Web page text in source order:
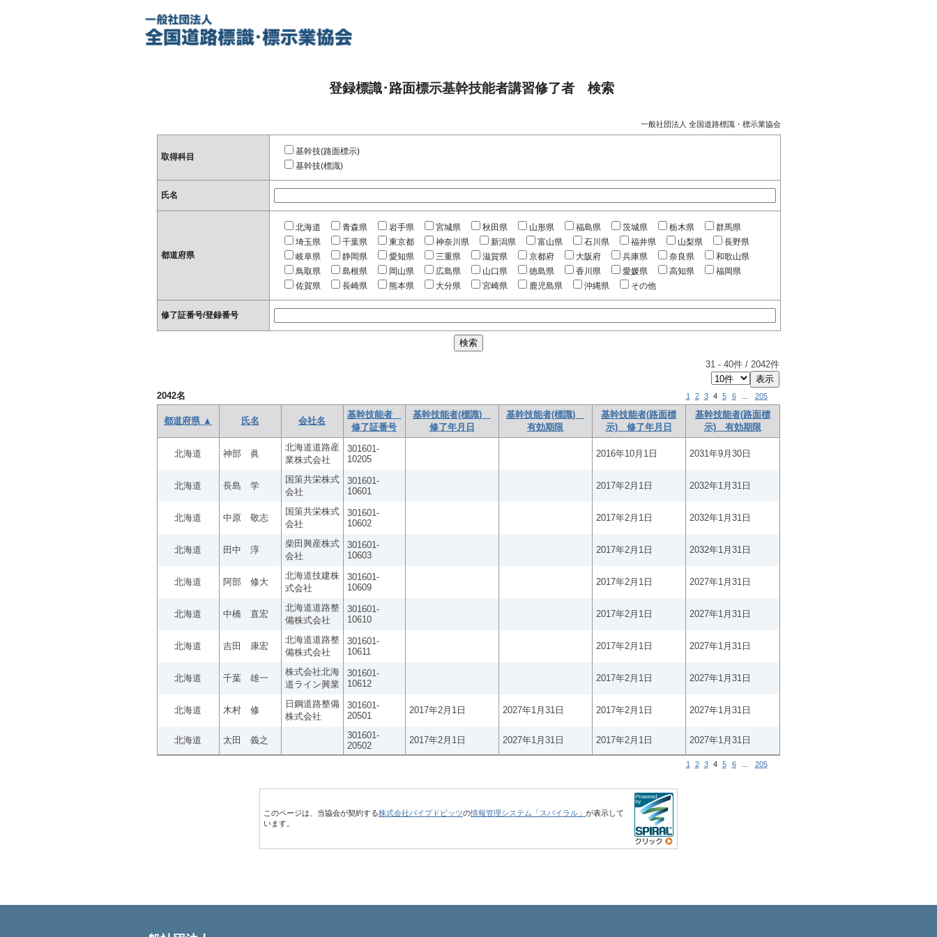
登録標識･路面標示基幹技能者講習修了者 検索
一般社団法人 全国道路標識・標示業協会
取得科目
基幹技(路面標示)
基幹技(標識)
氏名
都道府県
北海道 青森県 岩手県 宮城県 秋田県 山形県 福島県 茨城県 栃木県
群馬県
埼玉県
千葉県 東京都 神奈川県 新潟県 富山県 石川県 福井県 山梨県
長野県
岐阜県
静岡県 愛知県 三重県 滋賀県 京都府 大阪府 兵庫県 奈良県
和歌山県
鳥取県
島根県 岡山県 広島県 山口県 徳島県 香川県 愛媛県 高知県
福岡県
佐賀県
長崎県 熊本県 大分県 宮崎県 鹿児島県 沖縄県 その他
修了証番号/登録番号
31- 40件 / 2042件
2042名 1 2 3 4 5 6 205
都道府県 ▲ 氏名 会社名
基幹技能者
修了証番号
基幹技能者(標識)
修了年月日
基幹技能者(標識)
有効期限
基幹技能者(路面標
示) 修了年月日
基幹技能者(路面標
示) 有効期限
北海道 神部 眞
北海道道路産
業株式会社
301601-
10205
2016年10月1日 2031年9月30日
北海道 長島 学
国策共栄株式
会社
301601-
10601
2017年2月1日 2032年1月31日
北海道 中原 敬志
国策共栄株式
会社
301601-
10602
2017年2月1日 2032年1月31日
北海道 田中 淳
柴田興産株式
会社
301601-
10603
2017年2月1日 2032年1月31日
北海道 阿部 修大
北海道技建株
式会社
301601-
10609
2017年2月1日 2027年1月31日
北海道 中橋 直宏
北海道道路整
備株式会社
301601-
10610
2017年2月1日 2027年1月31日
北海道 吉田 康宏
北海道道路整
備株式会社
301601-
10611
2017年2月1日 2027年1月31日
北海道 千葉 雄一
株式会社北海
道ライン興業
301601-
10612
2017年2月1日 2027年1月31日
北海道 木村 修
日鋼道路整備
株式会社
301601-
20501
2017年2月1日 2027年1月31日 2017年2月1日 2027年1月31日
北海道 太田 義之
301601-
20502
2017年2月1日 2027年1月31日 2017年2月1日 2027年1月31日
1 2 3 4 5 6 205
このページは、当協会が契約する株式会社パイプドビッツの情報管理システム「スパイラル」 が表示して
います。